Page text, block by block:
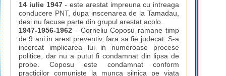
14 iulie 1947- este arestat impreuna cu intreaga
conducere PNT, dupa inscenarea de la Tamadau,
desi nu facuse parte din grupul arestat acolo.
1947-1956-1962 - Corneliu Coposu ramane timp
de 9 ani in arest preventiv, fara sa fie judecat. S-a
incercat implicarea lui in numeroase procese
politice, dar nu a putut fi condamnat din lipsa de
probe. Coposu este condamnat conform
practicilor comuniste la munca silnica pe viata